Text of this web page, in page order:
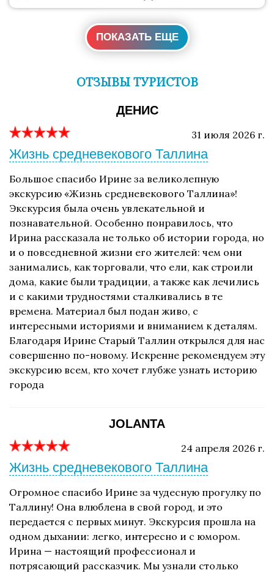
ПОКАЗАТЬ ЕЩЕ
ОТЗЫВЫ ТУРИСТОВ
ДЕНИС
31 июля 2026 г.
Жизнь средневекового Таллина
Большое спасибо Ирине за великолепную
экскурсию «Жизнь средневекового Таллина»!
Экскурсия была очень увлекательной и
познавательной. Особенно понравилось, что
Ирина рассказала не только об истории города, но
и о повседневной жизни его жителей: чем они
занимались, как торговали, что ели, как строили
дома, какие были традиции, а также как лечились
и с какими трудностями сталкивались в те
времена. Материал был подан живо, с
интересными историями и вниманием к деталям.
Благодаря Ирине Старый Таллин открылся для нас
совершенно по-новому. Искренне рекомендуем эту
экскурсию всем, кто хочет глубже узнать историю
города
JOLANTA
24 апреля 2026 г.
Жизнь средневекового Таллина
Огромное спасибо Ирине за чудесную прогулку по
Таллину! Она влюблена в свой город, и это
передается с первых минут. Экскурсия прошла на
одном дыхании: легко, интересно и с юмором.
Ирина — настоящий профессионал и
потрясающий рассказчик. Мы узнали столько